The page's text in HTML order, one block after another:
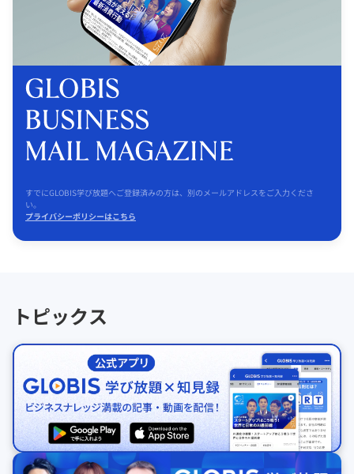
すでにGLOBIS学び放題へご登録済みの方は、別のメールアドレスをご入力くださ
い。
プライバシーポリシーはこちら
トピックス